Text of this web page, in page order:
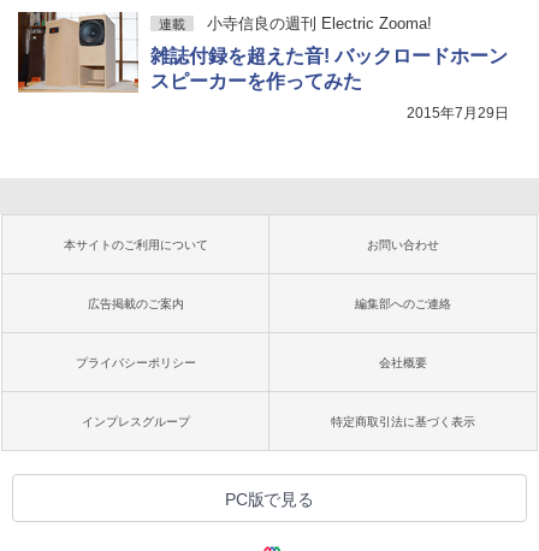
連載 小寺信良の週刊 Electric Zooma!
雑誌付録を超えた音! バックロードホーン
スピーカーを作ってみた
2015年7月29日
本サイトのご利用について お問い合わせ
広告掲載のご案内 編集部へのご連絡
プライバシーポリシー 会社概要
インプレスグループ 特定商取引法に基づく表示
PC版で見る